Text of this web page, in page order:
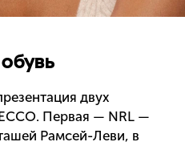
двух
Первая — NRL —
Рамсей-Леви, в